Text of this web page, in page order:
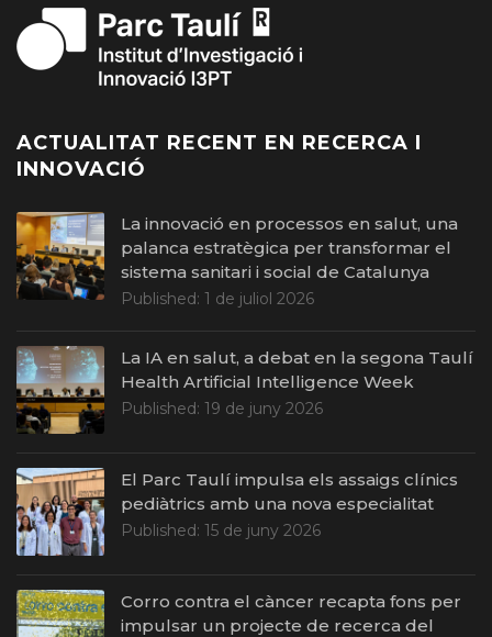
ACTUALITAT RECENT EN RECERCA I
INNOVACIÓ
La innovació en processos en salut, una
palanca estratègica per transformar el
sistema sanitari i social de Catalunya
Published: 1 de juliol 2026
La IA en salut, a debat en la segona Taulí
Health Artificial Intelligence Week
Published: 19 de juny 2026
El Parc Taulí impulsa els assaigs clínics
pediàtrics amb una nova especialitat
Published: 15 de juny 2026
Corro contra el càncer recapta fons per
impulsar un projecte de recerca del